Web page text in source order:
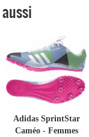
Adidas SprintStar
Caméo - Femmes